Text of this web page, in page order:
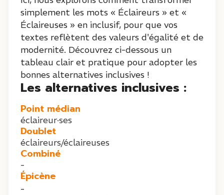
simplement les mots « Éclaireurs » et «
Éclaireuses » en inclusif, pour que vos
textes reflètent des valeurs d'égalité et de
modernité. Découvrez ci-dessous un
tableau clair et pratique pour adopter les
bonnes alternatives inclusives !
Les alternatives inclusives :
Point médian
éclaireur·ses
Doublet
éclaireurs/éclaireuses
Combiné
-
Épicène
-